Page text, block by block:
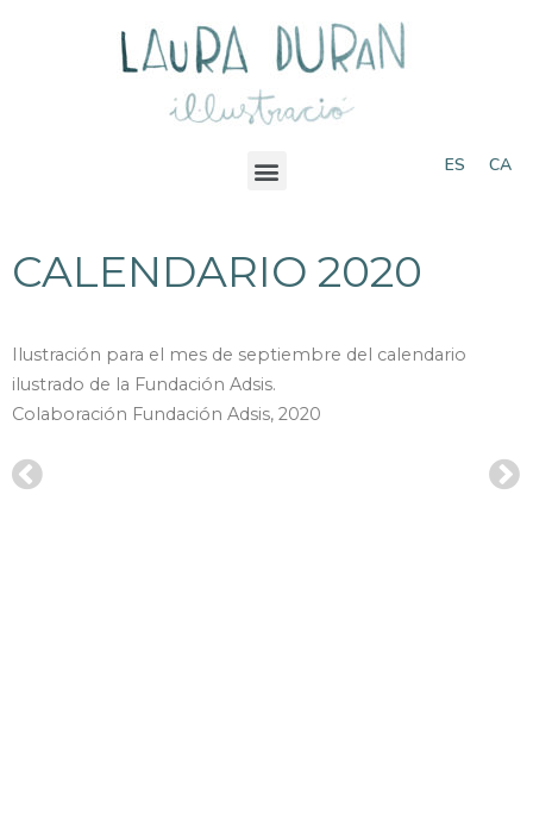
ES CA
CALENDARIO 2020
Ilustración para el mes de septiembre del calendario
ilustrado de la Fundación Adsis.
Colaboración Fundación Adsis, 2020